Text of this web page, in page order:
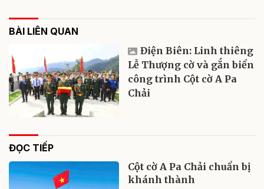
BÀI LIÊN QUAN
Điện Biên: Linh thiêng
Lễ Thượng cờ và gắn biển
công trình Cột cờ A Pa
Chải
ĐỌC TIẾP
Cột cờ A Pa Chải chuẩn bị
khánh thành